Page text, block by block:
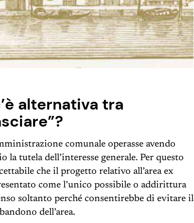
alternativa tra
comunale operasse avendo
tutela dell’interesse generale. Per questo
che il progetto relativo all’area ex
come l’unico possibile o addirittura
soltanto perché consentirebbe di evitare il
dell’area.